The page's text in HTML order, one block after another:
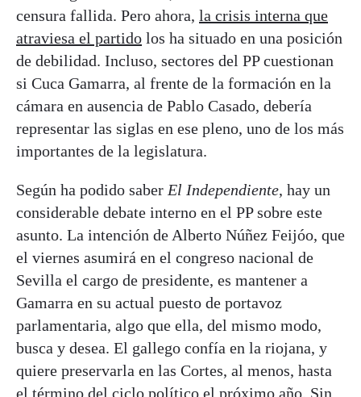
censura fallida. Pero ahora, la crisis interna que
atraviesa el partido los ha situado en una posición
de debilidad. Incluso, sectores del PP cuestionan
si Cuca Gamarra, al frente de la formación en la
cámara en ausencia de Pablo Casado, debería
representar las siglas en ese pleno, uno de los más
importantes de la legislatura.
Según ha podido saber El Independiente, hay un
considerable debate interno en el PP sobre este
asunto. La intención de Alberto Núñez Feijóo, que
el viernes asumirá en el congreso nacional de
Sevilla el cargo de presidente, es mantener a
Gamarra en su actual puesto de portavoz
parlamentaria, algo que ella, del mismo modo,
busca y desea. El gallego confía en la riojana, y
quiere preservarla en las Cortes, al menos, hasta
el término del ciclo político el próximo año. Sin